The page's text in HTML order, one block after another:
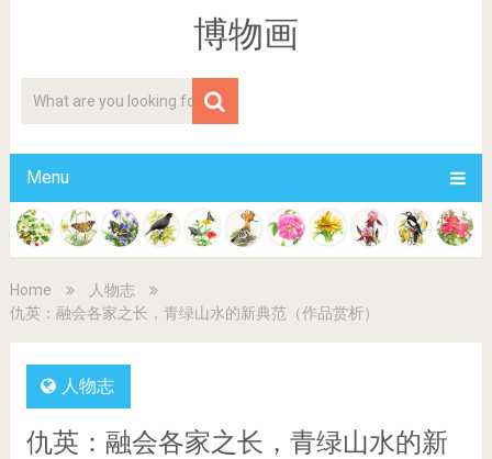
博物画
Menu
Home
人物志
仇英：融会各家之长，青绿山水的新典范（作品赏析）
人物志
仇英：融会各家之长，青绿山水的新